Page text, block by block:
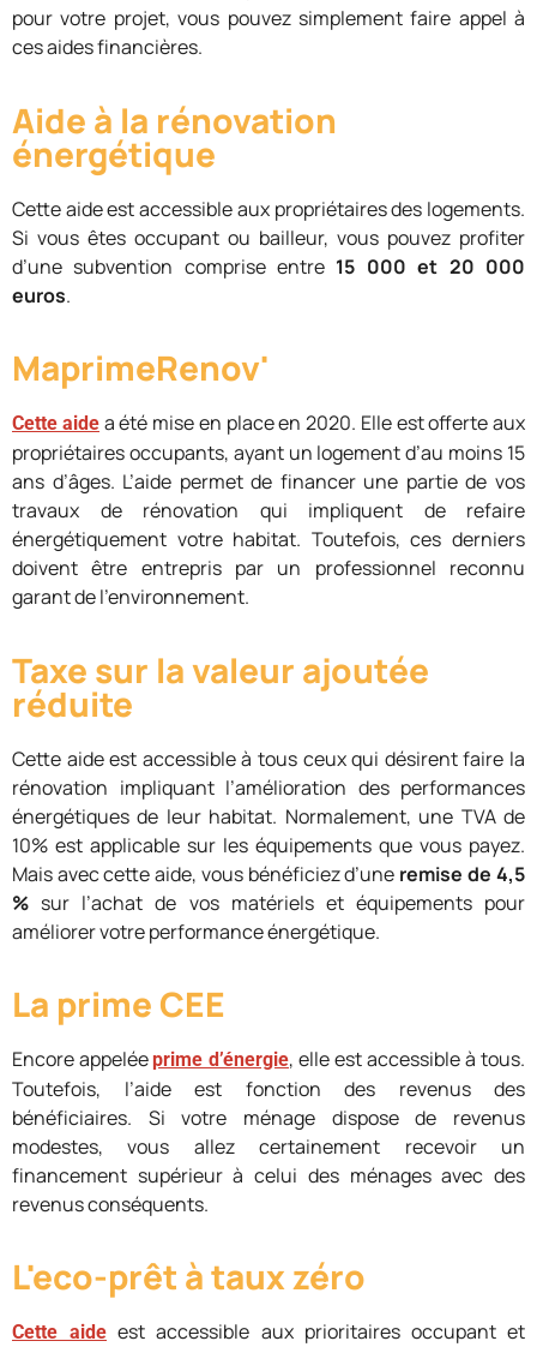
pour votre projet, vous pouvez simplement faire appel à
ces aides financières.
Aide à la rénovation
énergétique
Cette aide est accessible aux propriétaires des logements.
Si vous êtes occupant ou bailleur, vous pouvez profiter
d’une subvention comprise entre 15 000 et 20 000
euros.
MaprimeRenov'
Cette aide a été mise en place en 2020. Elle est offerte aux
propriétaires occupants, ayant un logement d’au moins 15
ans d’âges. L’aide permet de financer une partie de vos
travaux de rénovation qui impliquent de refaire
énergétiquement votre habitat. Toutefois, ces derniers
doivent être entrepris par un professionnel reconnu
garant de l’environnement.
Taxe sur la valeur ajoutée
réduite
Cette aide est accessible à tous ceux qui désirent faire la
rénovation impliquant l’amélioration des performances
énergétiques de leur habitat. Normalement, une TVA de
10% est applicable sur les équipements que vous payez.
Mais avec cette aide, vous bénéficiez d’une remise de 4,5
% sur l’achat de vos matériels et équipements pour
améliorer votre performance énergétique.
La prime CEE
Encore appeléeprime d’énergie, elle est accessible à tous.
Toutefois, l’aide est fonction des revenus des
bénéficiaires. Si votre ménage dispose de revenus
modestes, vous allez certainement recevoir un
financement supérieur à celui des ménages avec des
revenus conséquents.
L'eco-prêt à taux zéro
Cette aide est accessible aux prioritaires occupant et